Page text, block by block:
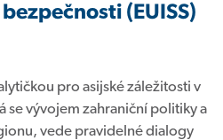
(EUISS)
pro asijské záležitosti v
se vývojem zahraniční politiky a
vede pravidelné dialogy